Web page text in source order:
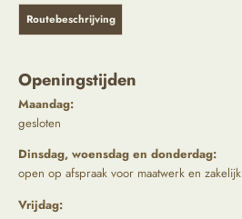
Routebeschrijving
Openingstijden
Maandag:
gesloten
Dinsdag, woensdag en donderdag:
open op afspraak voor maatwerk en zakelijk
Vrijdag: